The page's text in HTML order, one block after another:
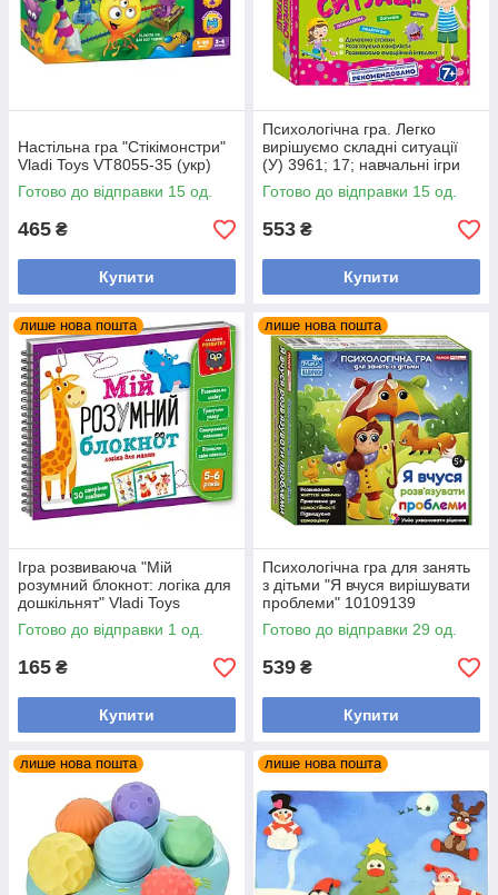
Настільна гра "Стікімонстри"
Vladi Toys VT8055-35 (укр)
Готово до відправки 15 од.
465 ₴
Купити
Психологічна гра. Легко
вирішуємо складні ситуації
(У) 3961; 17; навчальні ігри
13109115У
Готово до відправки 15 од.
553 ₴
Купити
лише нова пошта
Ігра розвиваюча "Мій
розумний блокнот: логіка для
дошкільнят" Vladi Toys
VT5001-02 укр
Готово до відправки 1 од.
165 ₴
Купити
лише нова пошта
Психологічна гра для занять
з дітьми "Я вчуся вирішувати
проблеми" 10109139
Готово до відправки 29 од.
539 ₴
Купити
лише нова пошта лише нова пошта